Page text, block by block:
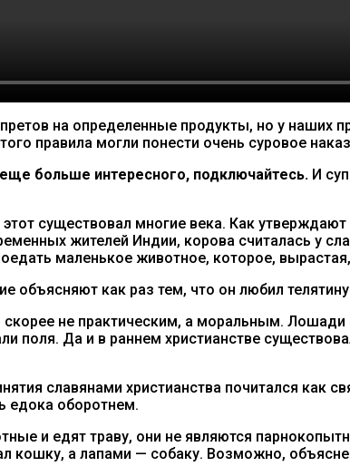
на определенные продукты, но у наших
правила могли понести очень суровое
больше интересного, подключайтесь. И
существовал многие века. Как
жителей Индии, корова считалась у
маленькое животное, которое,
объясняют как раз тем, что он любил
скорее не практическим, а моральным.
поля. Да и в раннем христианстве
славянами христианства почитался как
едока оборотнем.
и едят траву, они не являются
кошку, а лапами — собаку. Возможно,